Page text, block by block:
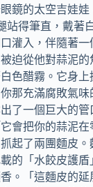
鏡的太空吉娃
站得筆直，戴
灌入，伴隨著
迫從他對蒜泥
色醋霧。它身
那充滿腐敗氣
了一個巨大的
會把你的蒜泥
起了兩團麵皮
的「水餃皮護
。「這麵皮的